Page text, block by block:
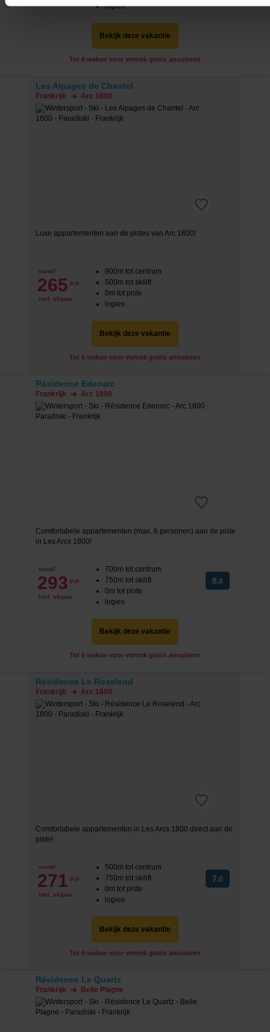
We werken samen met20 derden
logies
Bekijk deze vakantie
Tot 6 weken voor vertrek gratis annuleren
Les Alpages de Chantel
Frankrijk Arc 1800
Luxe appartementen aan de pistes van Arc 1800!
vanaf
265 p.p.
incl. skipas
900m tot centrum
500m tot skilift
0m tot piste
logies
Bekijk deze vakantie
Tot 6 weken voor vertrek gratis annuleren
Résidence Edenarc
Frankrijk Arc 1800
Comfortabele appartementen (max. 6 personen) aan de piste
in Les Arcs 1800!
vanaf
293 p.p.
incl. skipas
700m tot centrum
750m tot skilift
0m tot piste
logies
8,0
Bekijk deze vakantie
Tot 6 weken voor vertrek gratis annuleren
Résidence Le Roselend
Frankrijk Arc 1800
Comfortabele appartementen in Les Arcs 1800 direct aan de
piste!
vanaf
271 p.p.
incl. skipas
500m tot centrum
750m tot skilift
0m tot piste
logies
7,0
Bekijk deze vakantie
Tot 6 weken voor vertrek gratis annuleren
Résidence Le Quartz
Frankrijk Belle Plagne